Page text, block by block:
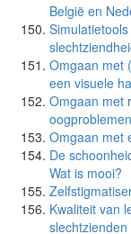
België en
Omgaan met
een visuele
Omgaan met
oogproblemen
Omgaan met
De
Wat is mooi?
Kwaliteit van
slechtzienden